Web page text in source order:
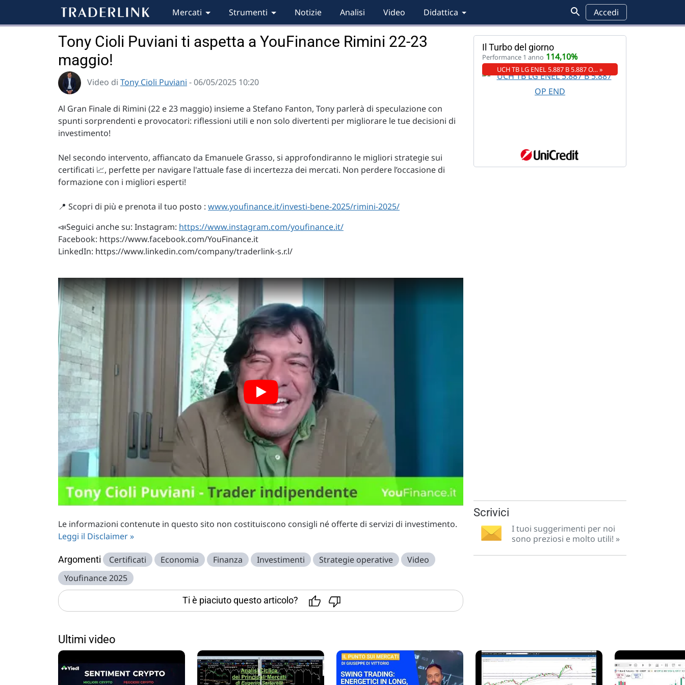
Mercati Strumenti Notizie Analisi Video Didattica Accedi
Tony Cioli Puviani ti aspetta a YouFinance Rimini 22-23
maggio!
Video di Tony Cioli Puviani - 06/05/2025 10:20
Al Gran Finale di Rimini (22 e 23 maggio) insieme a Stefano Fanton, Tony parlerà di speculazione con
spunti sorprendenti e provocatori: riflessioni utili e non solo divertenti per migliorare le tue decisioni di
investimento!
Nel secondo intervento, affiancato da Emanuele Grasso, si approfondiranno le migliori strategie sui
certificati 📈, perfette per navigare l'attuale fase di incertezza dei mercati. Non perdere l’occasione di
formazione con i migliori esperti!
📍 Scopri di più e prenota il tuo posto : www.youfinance.it/investi-bene-2025/rimini-2025/
📣Seguici anche su: Instagram: https://www.instagram.com/youfinance.it/
Facebook: https://www.facebook.com/YouFinance.it
LinkedIn: https://www.linkedin.com/company/traderlink-s.r.l/
Le informazioni contenute in questo sito non costituiscono consigli né offerte di servizi di investimento.
Leggi il Disclaimer »
Argomenti Certificati Economia Finanza Investimenti Strategie operative
Video
Youfinance 2025
Ti è piaciuto questo articolo?
Ultimi video
Il Turbo del giorno
Performance 1 anno 114,10%
UCH TB LG ENEL 5.887 B 5.887 O… »
Scrivici
I tuoi suggerimenti per noi
sono preziosi e molto utili! »